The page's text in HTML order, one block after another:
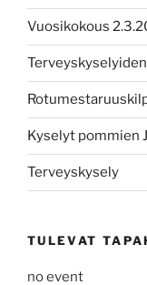
Vuosikokous
Kyselyt pommien
Terveyskysely
TULEVAT
no event